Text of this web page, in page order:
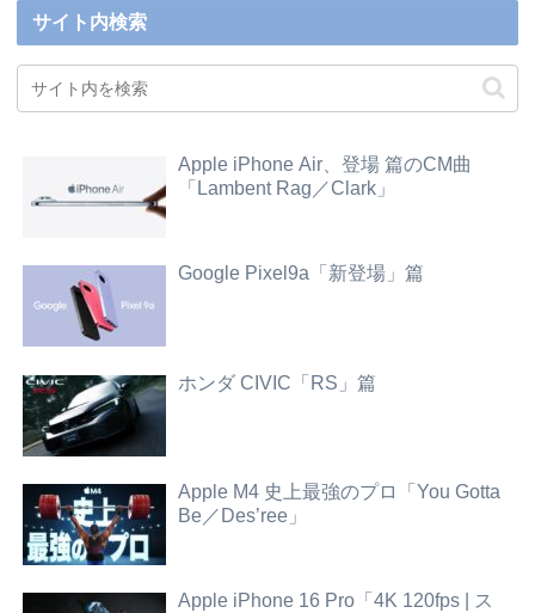
サイト内検索
Apple iPhone Air、登場 篇のCM曲
「Lambent Rag／Clark」
Google Pixel9a「新登場」篇
ホンダ CIVIC「RS」篇
Apple M4 史上最強のプロ「You Gotta
Be／Des’ree」
Apple iPhone 16 Pro「4K 120fps | ス